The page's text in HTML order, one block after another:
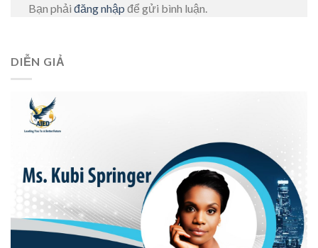
Bạn phải đăng nhập để gửi bình luận.
DIỄN GIẢ